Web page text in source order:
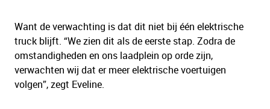
Want de verwachting is dat dit niet bij één elektrische
truck blijft. “We zien dit als de eerste stap. Zodra de
omstandigheden en ons laadplein op orde zijn,
verwachten wij dat er meer elektrische voertuigen
volgen”, zegt Eveline.